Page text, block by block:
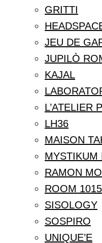
GRITTI
JEU DE
JUPILÒ
KAJAL
L’ATELIER
LH36
MAISON
MYSTIKUM
RAMON
ROOM 1015
SISOLOGY
SOSPIRO
UNIQUE’E